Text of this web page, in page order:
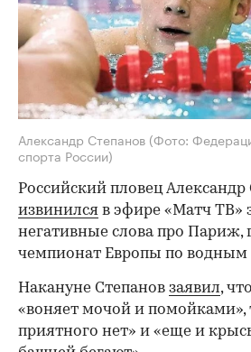
Александр Степанов (Фото:
спорта России)
Российский пловец Александр
извинился в эфире «Матч ТВ»
негативные слова про Париж,
чемпионат Европы по водным
Накануне Степанов заявил,
«воняет мочой и помойками»,
приятного нет» и «еще и